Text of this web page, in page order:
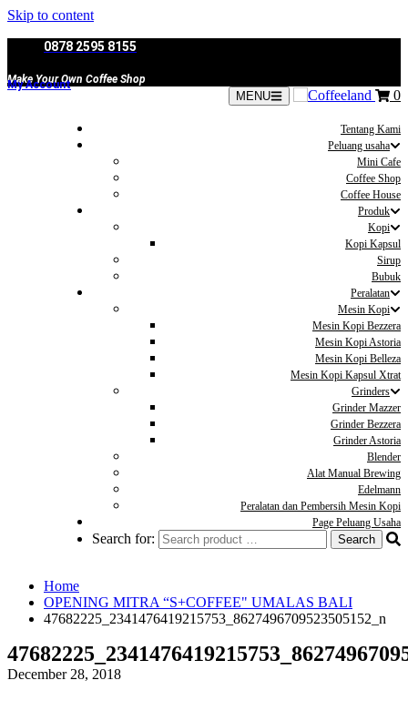
Skip to content
0878 2595 8155
Make Your Own Coffee Shop
My Account
MENU 0
Tentang Kami
Peluang usaha
Mini Cafe
Coffee Shop
Coffee House
Produk
Kopi
Kopi Kapsul
Sirup
Bubuk
Peralatan
Mesin Kopi
Mesin Kopi Bezzera
Mesin Kopi Astoria
Mesin Kopi Belleza
Mesin Kopi Kapsul Xtrat
Grinders
Grinder Mazzer
Grinder Bezzera
Grinder Astoria
Blender
Alat Manual Brewing
Edelmann
Peralatan dan Pembersih Mesin Kopi
Page Peluang Usaha
Search for:
Home
OPENING MITRA “S+COFFEE" UMALAS BALI
47682225_2341476419215753_8627496709523505152_n
December 28, 2018